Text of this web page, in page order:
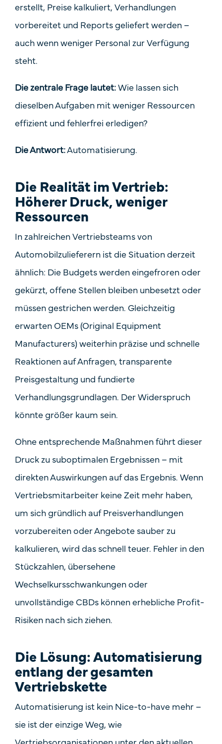
erstellt, Preise kalkuliert, Verhandlungen
vorbereitet und Reports geliefert werden –
auch wenn weniger Personal zur Verfügung
steht.
Die zentrale Frage lautet:Wie lassen sich
dieselben Aufgaben mit weniger Ressourcen
effizient und fehlerfrei erledigen?
Die Antwort:Automatisierung.
Die Realität im Vertrieb:
Höherer Druck, weniger
Ressourcen
In zahlreichen Vertriebsteams von
Automobilzulieferern ist die Situation derzeit
ähnlich: Die Budgets werden eingefroren oder
gekürzt, offene Stellen bleiben unbesetzt oder
müssen gestrichen werden. Gleichzeitig
erwarten OEMs (Original Equipment
Manufacturers) weiterhin präzise und schnelle
Reaktionen auf Anfragen, transparente
Preisgestaltung und fundierte
Verhandlungsgrundlagen. Der Widerspruch
könnte größer kaum sein.
Ohne entsprechende Maßnahmen führt dieser
Druck zu suboptimalen Ergebnissen – mit
direkten Auswirkungen auf das Ergebnis. Wenn
Vertriebsmitarbeiter keine Zeit mehr haben,
um sich gründlich auf Preisverhandlungen
vorzubereiten oder Angebote sauber zu
kalkulieren, wird das schnell teuer. Fehler in den
Stückzahlen, übersehene
Wechselkursschwankungen oder
unvollständige CBDs können erhebliche Profit-
Risiken nach sich ziehen.
Die Lösung: Automatisierung
entlang der gesamten
Vertriebskette
Automatisierung ist kein Nice-to-have mehr –
sie ist der einzige Weg, wie